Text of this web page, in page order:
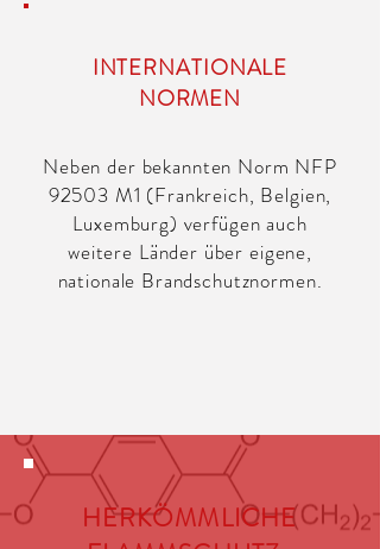
INTERNATIONALE
NORMEN
Neben der bekannten Norm NFP
92503 M1 (Frankreich, Belgien,
Luxemburg) verfügen auch
weitere Länder über eigene,
nationale Brandschutznormen.
HERKÖMMLICHE